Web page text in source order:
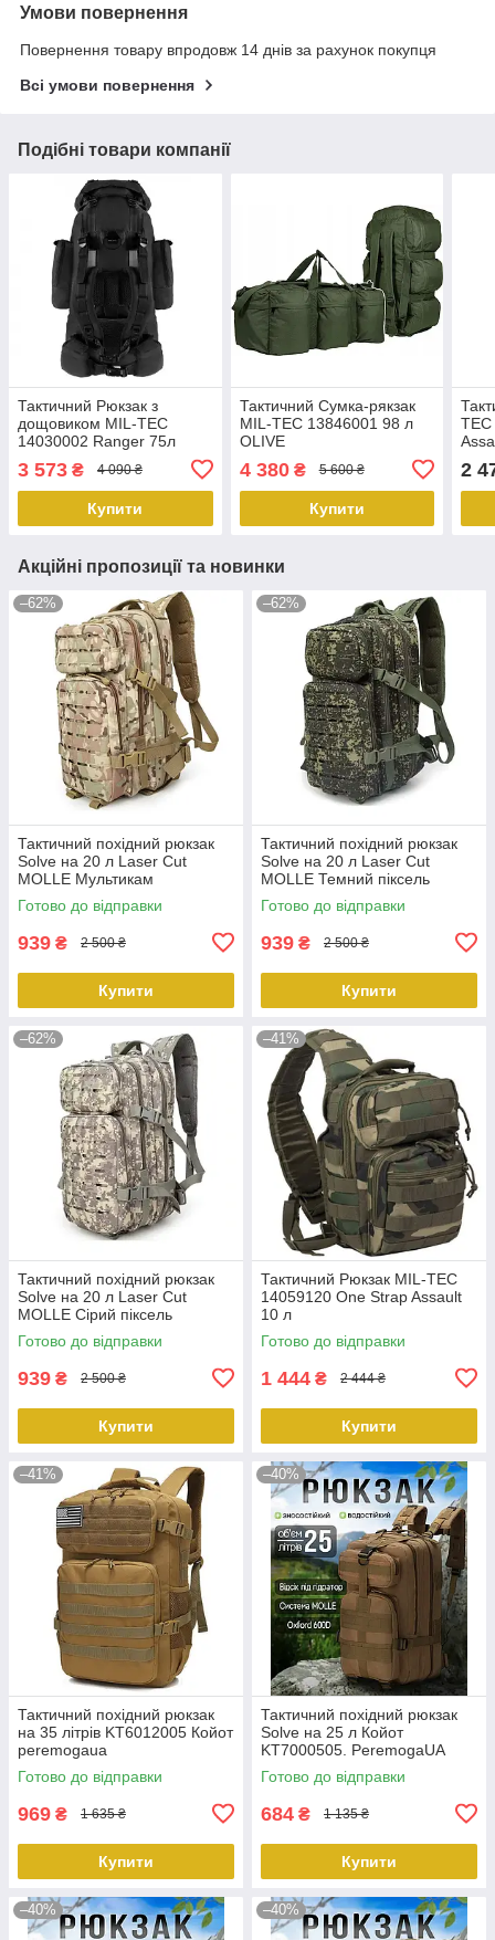
Умови повернення
Повернення товару впродовж 14 днів за рахунок покупця
Всі умови повернення
Подібні товари компанії
Тактичний Рюкзак з
дощовиком MIL-TEC
14030002 Ranger 75л
3 573 ₴ 4 090 ₴
Купити
Тактичний Сумка-рякзак
MIL-TEC 13846001 98 л
OLIVE
4 380₴ 5 600 ₴
Купити
2
Акційні пропозиції та новинки
–62%
Тактичний похідний рюкзак
Solve на 20 л Laser Cut
MOLLE Мультикам
KT6003206 peremogaua
Готово до відправки
939 ₴ 2 500 ₴
Купити
–62%
Тактичний похідний рюкзак
Solve на 20 л Laser Cut
MOLLE Темний піксель
KT6003209 peremogaua
Готово до відправки
939 ₴ 2 500 ₴
Купити
–62%
Тактичний похідний рюкзак
Solve на 20 л Laser Cut
MOLLE Сірий піксель
KT6003207 peremogaua
Готово до відправки
939 ₴ 2 500 ₴
Купити
–41%
Тактичний Рюкзак MIL-TEC
14059120 One Strap Assault
10 л
Готово до відправки
1 444 ₴ 2 444 ₴
Купити
–41%
Тактичний похідний рюкзак
на 35 літрів KT6012005 Койот
peremogaua
Готово до відправки
969 ₴ 1 635 ₴
Купити
–40%
Тактичний похідний рюкзак
Solve на 25 л Койот
KT7000505. PeremogaUA
Готово до відправки
684 ₴ 1 135 ₴
Купити
–40% –40%